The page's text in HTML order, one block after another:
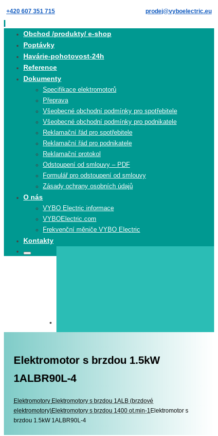
Skip
to
content
+420 607 351 715 prodej@vyboelectric.eu
Obchod /produkty/ e-shop
Poptávky
Havárie-pohotovost-24h
Reference
Dokumenty
Specifikace elektromotorů
Přeprava
Všeobecné obchodní podmínky pro spotřebitele
Všeobecné obchodní podmínky pro podnikatele
Reklamační řád pro spotřebitele
Reklamační řád pro podnikatele
Reklamační protokol
Odstoupení od smlouvy – PDF
Formulář pro odstoupení od smlouvy
Zásady ochrany osobních údajů
O nás
VYBO Electric informace
VYBOElectric.com
Frekvenční měniče VYBO Electric
Kontakty
Search
Search
Elektromotor s brzdou 1.5kW
1ALBR90L-4
Elektromotory Elektromotory
Elektromotory s brzdou 1ALB (brzdové
elektromotory)Elektromotory s brzdou 1400 ot.min-1 Elektromotor s
brzdou 1.5kW 1ALBR90L-4